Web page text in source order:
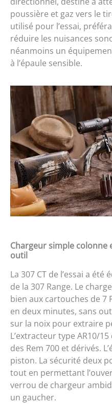
poussière et gaz vers le
utilisé pour l’essai,
réduire les nuisances
néanmoins un
à l’épaule sensible.
Chargeur simple colonne
outil
La 307 CT de l’essai a
de la 307 Range. Le
bien aux cartouches de 7
en deux minutes, sans
sur la noix pour extraire
L’extracteur type AR10/
des Rem 700 et dérivés.
piston. La sécurité deux
tout en permettant
verrou de chargeur
un gaucher.